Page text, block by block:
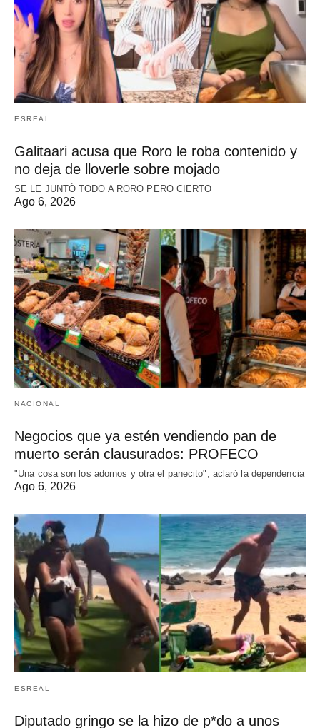
ESREAL
Galitaari acusa que Roro le roba contenido y
no deja de lloverle sobre mojado
SE LE JUNTÓ TODO A RORO PERO CIERTO
Ago 6, 2026
NACIONAL
Negocios que ya estén vendiendo pan de
muerto serán clausurados: PROFECO
"Una cosa son los adornos y otra el panecito", aclaró la dependencia
Ago 6, 2026
ESREAL
Diputado gringo se la hizo de p*do a unos